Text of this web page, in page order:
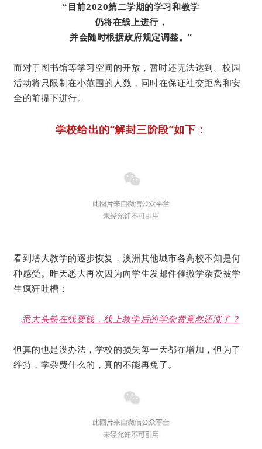
“ 目前2020第二学期的学习和教学
仍将在线上进行，
并会随时根据政府规定调整。”
而对于图书馆等学习空间的开放，暂时还无法达到。校园
活动将只限制在小范围的人数，同时在保证社交距离和安
全的前提下进行。
学校给出的“解封三阶段”如下：
看到塔大教学的逐步恢复，澳洲其他城市各高校不知是何
种感受。 昨天悉大再次因为向学生发邮件催缴学杂费被学
生疯狂吐槽：
悉大头铁在线要钱，线上教学后的学杂费竟然还涨了？
但真的也是没办法，学校的损失每一天都在增加，但为了
维持，学杂费什么的，真的不能再免了。